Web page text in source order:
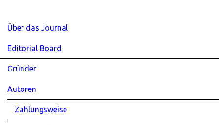
Über das Journal
Editorial Board
Gründer
Autoren
Zahlungsweise